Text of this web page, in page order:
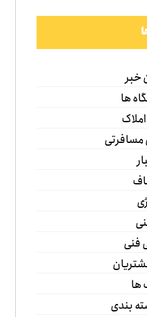
خبر
ها
مسافرتی
فنی
ها
بندی